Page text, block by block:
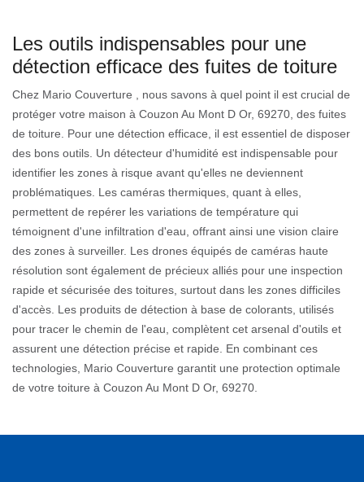
Les outils indispensables pour une
détection efficace des fuites de toiture
Chez Mario Couverture , nous savons à quel point il est crucial de
protéger votre maison à Couzon Au Mont D Or, 69270, des fuites
de toiture. Pour une détection efficace, il est essentiel de disposer
des bons outils. Un détecteur d'humidité est indispensable pour
identifier les zones à risque avant qu'elles ne deviennent
problématiques. Les caméras thermiques, quant à elles,
permettent de repérer les variations de température qui
témoignent d'une infiltration d'eau, offrant ainsi une vision claire
des zones à surveiller. Les drones équipés de caméras haute
résolution sont également de précieux alliés pour une inspection
rapide et sécurisée des toitures, surtout dans les zones difficiles
d'accès. Les produits de détection à base de colorants, utilisés
pour tracer le chemin de l'eau, complètent cet arsenal d'outils et
assurent une détection précise et rapide. En combinant ces
technologies, Mario Couverture garantit une protection optimale
de votre toiture à Couzon Au Mont D Or, 69270.